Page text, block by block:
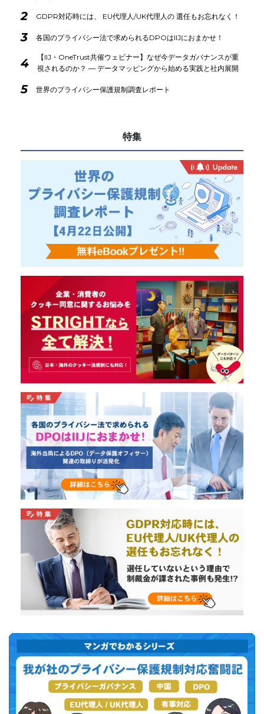
2 GDPR対応時には、 EU代理人/UK代理人の 選任もお忘れなく！
3 各国のプライバシー法で求められるDPOはIIJにおまかせ！
4
【IIJ・OneTrust共催ウェビナー】なぜ今データガバナンスが重
視されるのか？ ― データマッピングから始める実践と社内展開
5 世界のプライバシー保護規制調査レポート
特集